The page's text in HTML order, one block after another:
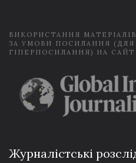
ВИКОРИСТАННЯ
ЗА УМОВИ ПОСИЛАННЯ
ГІПЕРПОСИЛАННЯ) НА САЙТ
Журналістські